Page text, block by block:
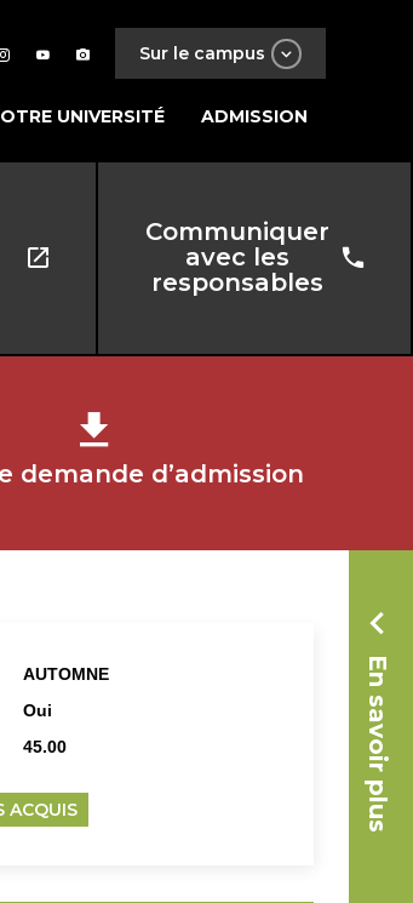
Sur le campus
UNIVERSITÉ ADMISSION
Communiquer
avec les
responsables
demande d’admission
En savoir plus
AUTOMNE
Oui
45.00
ACQUIS